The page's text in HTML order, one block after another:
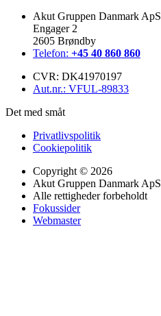
Akut Gruppen Danmark ApS
Engager 2
2605 Brøndby
Telefon: +45 40 860 860
CVR: DK41970197
Aut.nr.: VFUL-89833
Det med småt
Privatlivspolitik
Cookiepolitik
Copyright © 2026
Akut Gruppen Danmark ApS
Alle rettigheder forbeholdt
Fokussider
Webmaster